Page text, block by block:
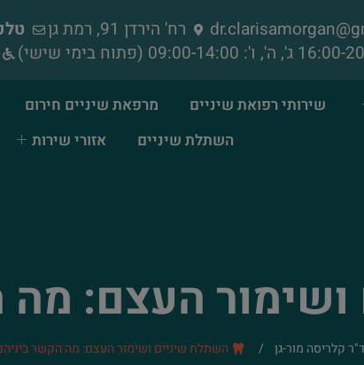
רח' הירדן 91, רמת גן
שירותי רפואת שיניים מרפאת שיניים חירום
השתלת שיניים
אזורי שירות
העצם: מה
ד"ר קלריסה מור-גן / השתלת שיניים ושימור העצם: מה הקשר